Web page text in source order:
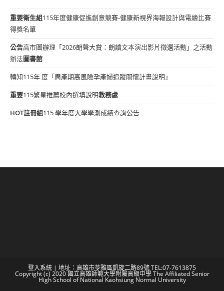
重要衛生組115年度健康促進創意競賽-健康新視界海報設計與電繪比賽
得獎名單
公告高市圖辦理「2026朗聲大賞：朗讀文本演出影片徵選活動」之活動
辦法圖書館
轉知115年 度「周產期高風險孕產婦追蹤關懷計畫說明」
重要115繁星推薦校內選填說明教務處
HOT註冊組115 學年度大學學測成績查詢公告
登入系統 | 地址：高雄市苓雅區凱旋二路89號 TEL:07-7613875
Copyright (c) 2020 國立高雄師範大學附屬高級中學 The Affiliated Senior
High School of National Kaohsiung Normal University